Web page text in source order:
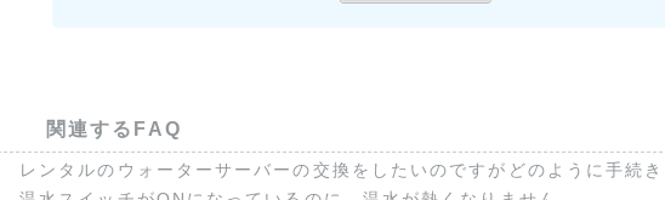
関連するFAQ
レンタルのウォーターサーバーの交換をしたいのですがどのように手続